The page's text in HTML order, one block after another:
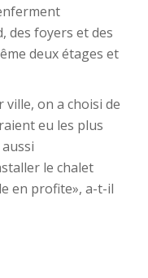
des foyers et des
deux étages et
ville, on a choisi de
eu les plus
le chalet
en profite», a-t-il